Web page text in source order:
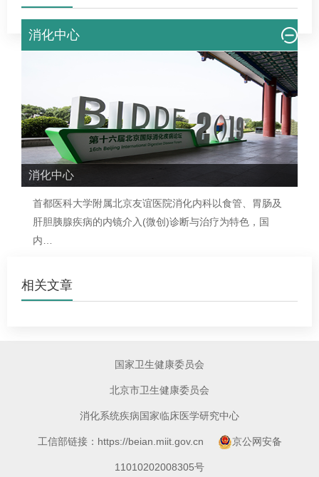
消化中心
消化中心
首都医科大学附属北京友谊医院消化内科以食管、胃肠及
肝胆胰腺疾病的内镜介入(微创)诊断与治疗为特色，国
内…
相关文章
国家卫生健康委员会
北京市卫生健康委员会
消化系统疾病国家临床医学研究中心
工信部链接：https://beian.miit.gov.cn 京公网安备
11010202008305号